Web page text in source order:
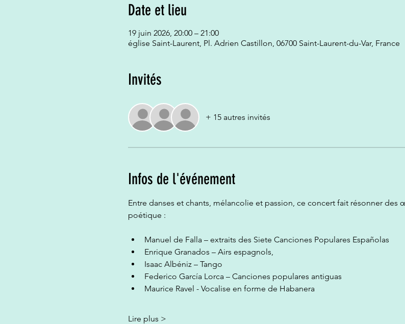
Date et lieu
19 juin 2026, 20:00 – 21:00
église Saint-Laurent, Pl. Adrien Castillon, 06700 Saint-Laurent-du-Var, France
Invités
+ 15 autres invités
Infos de l'événement
Entre danses et chants, mélancolie et passion, ce concert fait résonner
poétique :
Manuel de Falla – extraits des Siete Canciones Populares Españolas
Enrique Granados – Airs espagnols,
Isaac Albéniz – Tango
Federico García Lorca – Canciones populares antiguas
Maurice Ravel - Vocalise en forme de Habanera
Lire plus >